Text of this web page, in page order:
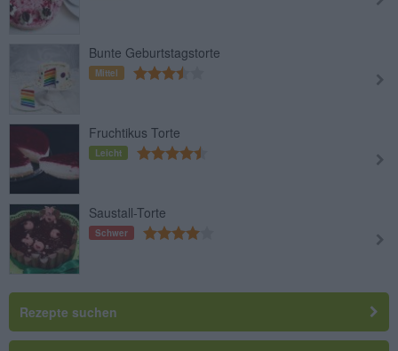
Bunte Geburtstagstorte
Mittel
Fruchtikus Torte
Leicht
Saustall-Torte
Schwer
Rezepte suchen